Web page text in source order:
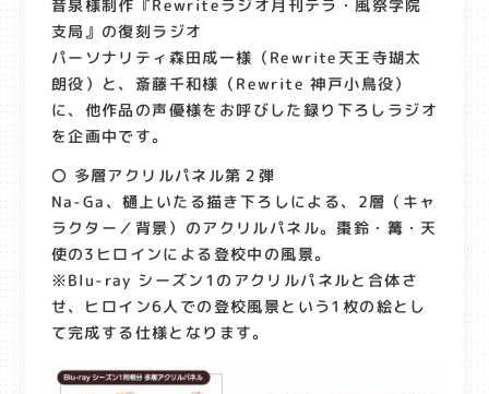
音泉様制作『Rewriteラジオ月刊テラ・風祭学院
支局』の復刻ラジオ
パーソナリティ森田成一様（Rewrite天王寺瑚太
朗役）と、斎藤千和様（Rewrite 神戸小鳥役）
に、他作品の声優様をお呼びした録り下ろしラジオ
を企画中です。
〇 多層アクリルパネル第２弾
Na-Ga、樋上いたる描き下ろしによる、2層（キャ
ラクター／背景）のアクリルパネル。棗鈴・篝・天
使の3ヒロインによる登校中の風景。
※Blu-ray シーズン1のアクリルパネルと合体さ
せ、ヒロイン6人での登校風景という1枚の絵とし
て完成する仕様となります。